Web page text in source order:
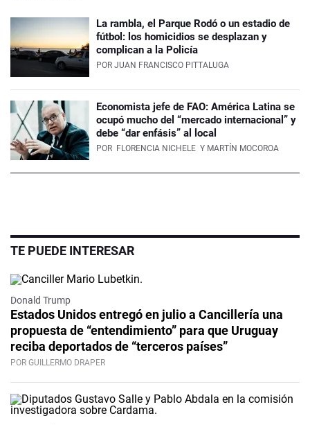
La rambla, el Parque Rodó o un estadio de
fútbol: los homicidios se desplazan y
complican a la Policía
POR JUAN FRANCISCO PITTALUGA
Economista jefe de FAO: América Latina se
ocupó mucho del “mercado internacional” y
debe “dar enfásis” al local
POR FLORENCIA NICHELE Y MARTÍN MOCOROA
TE PUEDE INTERESAR
Donald Trump
Estados Unidos entregó en julio a Cancillería una
propuesta de “entendimiento” para que Uruguay
reciba deportados de “terceros países”
POR GUILLERMO DRAPER